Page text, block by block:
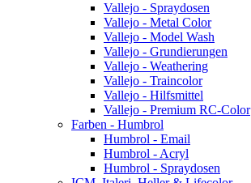
Vallejo - Spraydosen
Vallejo - Metal Color
Vallejo - Model Wash
Vallejo - Grundierungen
Vallejo - Weathering
Vallejo - Traincolor
Vallejo - Hilfsmittel
Vallejo - Premium RC-Color
Farben - Humbrol
Humbrol - Email
Humbrol - Acryl
Humbrol - Spraydosen